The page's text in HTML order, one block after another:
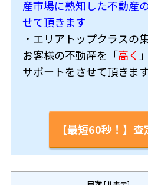
産市場に熟知した不動産
せて頂きます
・エリアトップクラスの
お客様の不動産を「高く
サポートをさせて頂きま
【最短60秒！】